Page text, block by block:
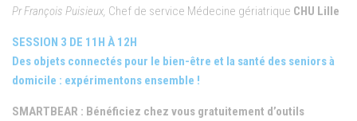
Pr François Puisieux, Chef de service Médecine gériatrique CHU Lille
SESSION 3 DE 11H À 12H
Des objets connectés pour le bien-être et la santé des seniors à
domicile : expérimentons ensemble !
SMARTBEAR : Bénéficiez chez vous gratuitement d’outils